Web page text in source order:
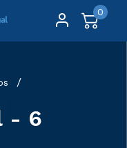
0
- 6